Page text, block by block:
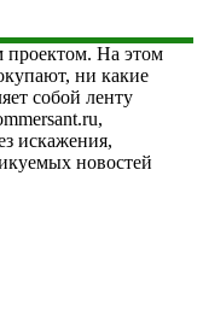
проектом. На этом
ни какие
собой ленту
искажения,
новостей